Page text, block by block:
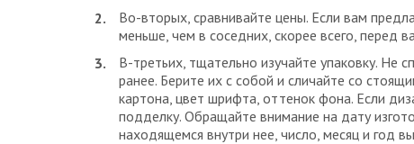
Во-вторых, сравнивайте цены. Если вам
меньше, чем в соседних, скорее всего, перед
В-третьих, тщательно изучайте упаковку. Не
ранее. Берите их с собой и сличайте со
картона, цвет шрифта, оттенок фона. Если
подделку. Обращайте внимание на дату
находящемся внутри нее, число, месяц и год